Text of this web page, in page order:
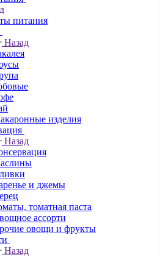
питания
Назад
изделия
Назад
и джемы
томатная паста
ассорти
овощи и фрукты
Назад